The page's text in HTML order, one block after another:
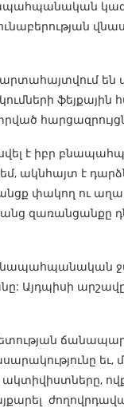
արտահայտվում
ֆեյքային
է իբր
ակնհայտ է
փակող ու
զառանցանքը
Այդպիսի